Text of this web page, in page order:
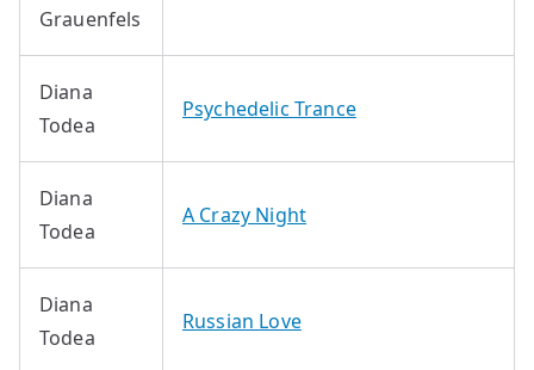
Grauenfels
Diana
Todea
Psychedelic Trance
Diana
Todea
A Crazy Night
Diana
Todea
Russian Love